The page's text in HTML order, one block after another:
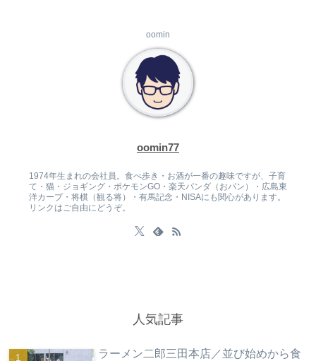
oomin
oomin77
1974年生まれの会社員。食べ歩き・お酒が一番の趣味ですが、子育
て・猫・ジョギング・ポケモンGO・楽天パンダ（おパン）・広島東
洋カープ・将棋（観る将）・有馬記念・NISAにも関心があります。
リンクはご自由にどうぞ。
人気記事
ラーメン二郎三田本店／並び始めから食